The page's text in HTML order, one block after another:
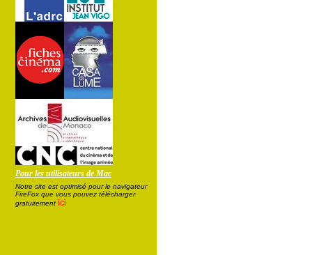
Pour les utilisateurs de Mac
Notre site est optimisé pour le navigateur
FireFox que vous pouvez télécharger
gratuitement ici